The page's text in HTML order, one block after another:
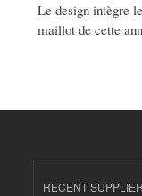
Le design intègre
maillot de cette
RECENT